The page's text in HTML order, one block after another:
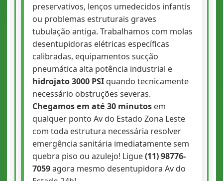
preservativos, lenços umedecidos infantis
ou problemas estruturais graves
tubulação antiga. Trabalhamos com molas
desentupidoras elétricas específicas
calibradas, equipamentos sucção
pneumática alta potência industrial e
hidrojato 3000 PSIquando tecnicamente
necessário obstruções severas.
Chegamos em até 30 minutosem
qualquer ponto Av do Estado Zona Leste
com toda estrutura necessária resolver
emergência sanitária imediatamente sem
quebra piso ou azulejo! Ligue(11) 98776-
7059agora mesmo desentupidora Av do